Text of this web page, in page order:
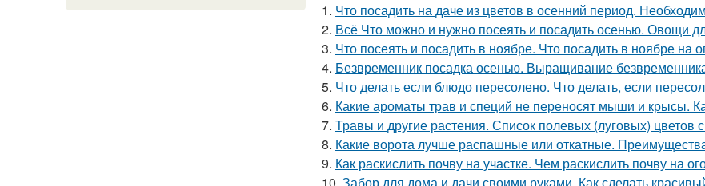
1. Что посадить на даче из цветов в осенний период.
2. Всё Что можно и нужно посеять и посадить осенью. Овощи
3. Что посеять и посадить в ноябре. Что посадить в ноябре на
4. Безвременник посадка осенью. Выращивание
5. Что делать если блюдо пересолено. Что делать, если
6. Какие ароматы трав и специй не переносят мыши и крысы.
7. Травы и другие растения. Список полевых (луговых) цветов
8. Какие ворота лучше распашные или откатные.
9. Как раскислить почву на участке. Чем раскислить почву на